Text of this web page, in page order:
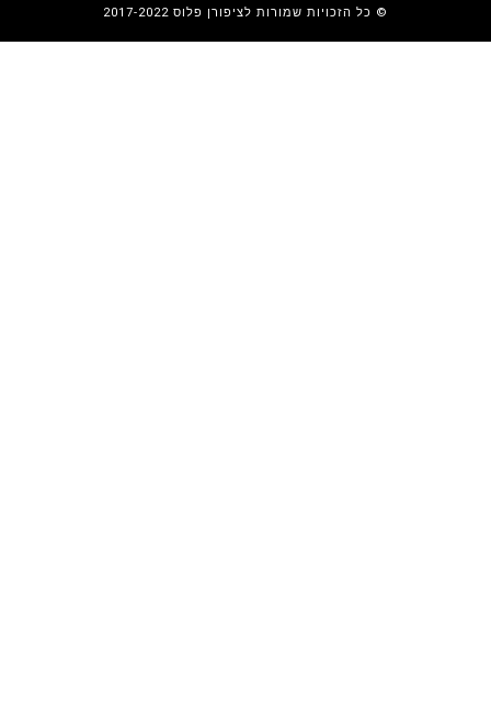
כל הזכויות שמורות לציפורן פלוס 2017-2022 ©